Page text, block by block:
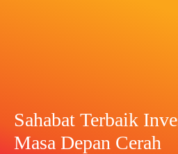
Sahabat Terbaik
Masa Depan Cerah